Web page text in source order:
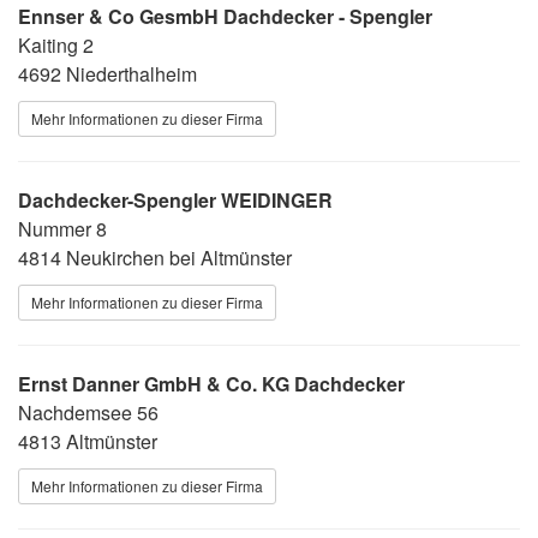
Ennser & Co GesmbH Dachdecker - Spengler
Kaiting 2
4692 Niederthalheim
Mehr Informationen zu dieser Firma
Dachdecker-Spengler WEIDINGER
Nummer 8
4814 Neukirchen bei Altmünster
Mehr Informationen zu dieser Firma
Ernst Danner GmbH & Co. KG Dachdecker
Nachdemsee 56
4813 Altmünster
Mehr Informationen zu dieser Firma